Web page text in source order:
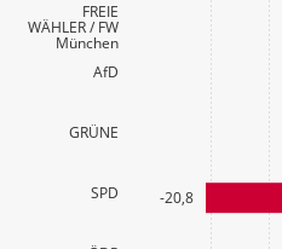
FREIE
WÄHLER / FW
München
AfD
GRÜNE
SPD -20,8